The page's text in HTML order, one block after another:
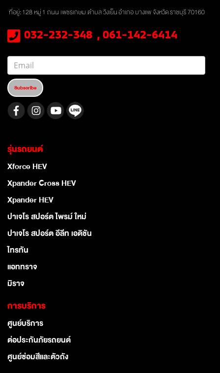
ที่อยู่: 128 หมู่1 ถนน เพชรเกษม ตำบล วังเย็นอำเภอ บางแพ จังหวัดราชบุรี 70160
032-232-348 , 061-142-6414
Subscribe
รุ่นรถยนต์
Xforce HEV
Xpander Cross HEV
Xpander HEV
ปาเจโร สปอร์ต ไพรม์ ใหม่
ปาเจโร สปอร์ต อีลีท เอดิชัน
ไทรทัน
แอททราจ
มิราจ
การบริการ
ศูนย์บริการ
ต่อประกันภัยรถยนต์
ศูนย์ซ่อมสีและตัวถัง